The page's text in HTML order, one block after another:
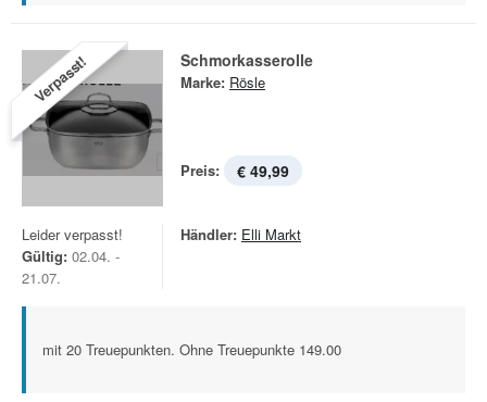
Verpasst! Schmorkasserolle
Marke: Rösle
Preis: € 49,99
Leider verpasst!
Gültig: 02.04. -
21.07.
Händler: Elli Markt
mit 20 Treuepunkten. Ohne Treuepunkte 149.00